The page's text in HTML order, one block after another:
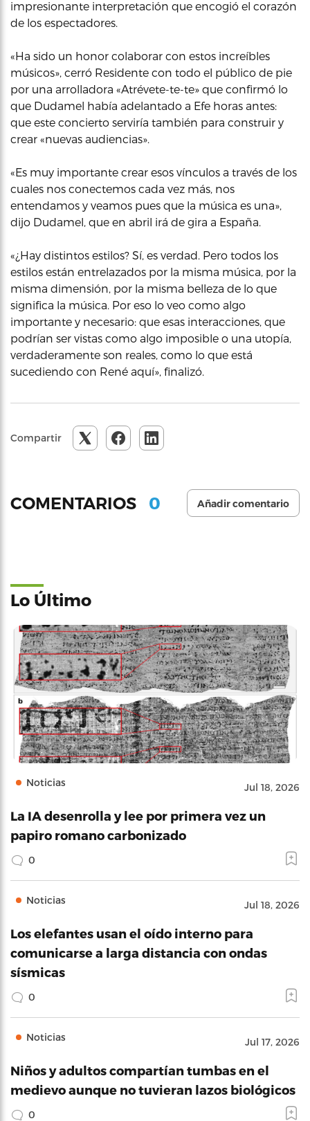
impresionante interpretación que encogió el corazón
de los espectadores.
«Ha sido un honor colaborar con estos increíbles
músicos», cerró Residente con todo el público de pie
por una arrolladora «Atrévete-te-te» que confirmó lo
que Dudamel había adelantado a Efe horas antes:
que este concierto serviría también para construir y
crear «nuevas audiencias».
«Es muy importante crear esos vínculos a través de los
cuales nos conectemos cada vez más, nos
entendamos y veamos pues que la música es una»,
dijo Dudamel, que en abril irá de gira a España.
«¿Hay distintos estilos? Sí, es verdad. Pero todos los
estilos están entrelazados por la misma música, por la
misma dimensión, por la misma belleza de lo que
significa la música. Por eso lo veo como algo
importante y necesario: que esas interacciones, que
podrían ser vistas como algo imposible o una utopía,
verdaderamente son reales, como lo que está
sucediendo con René aquí», finalizó.
Compartir
COMENTARIOS 0 Añadir comentario
Lo Último
Noticias Jul 18, 2026
La IA desenrolla y lee por primera vez un
papiro romano carbonizado
0
Noticias Jul 18, 2026
Los elefantes usan el oído interno para
comunicarse a larga distancia con ondas
sísmicas
0
Noticias Jul 17, 2026
Niños y adultos compartían tumbas en el
medievo aunque no tuvieran lazos biológicos
0